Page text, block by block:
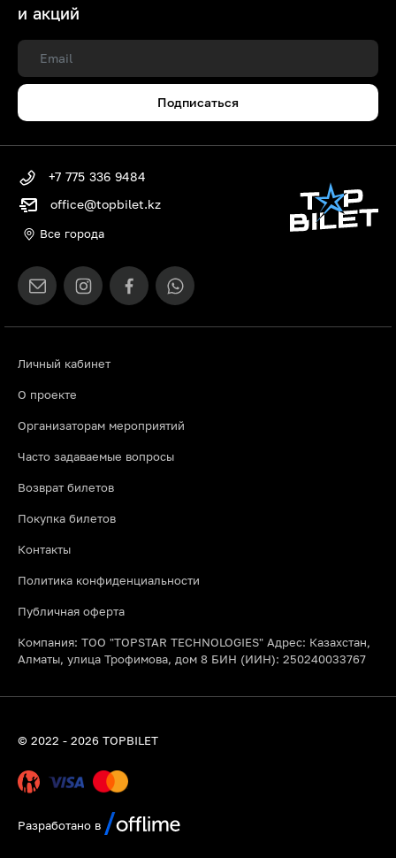
и акций
Подписаться
Личный кабинет
О проекте
Организаторам мероприятий
Часто задаваемые вопросы
Возврат билетов
Покупка билетов
Контакты
Политика конфиденциальности
Публичная оферта
Компания: ТОО "TOPSTAR TECHNOLOGIES" Адрес: Казахстан,
Алматы, улица Трофимова, дом 8 БИН (ИИН): 250240033767
+7 775 336 9484
office@topbilet.kz
Все города
© 2022 - 2026 TOPBILET
Разработано в